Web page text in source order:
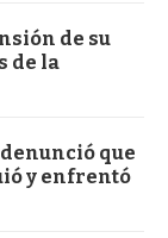
de su
de la
que
y enfrentó